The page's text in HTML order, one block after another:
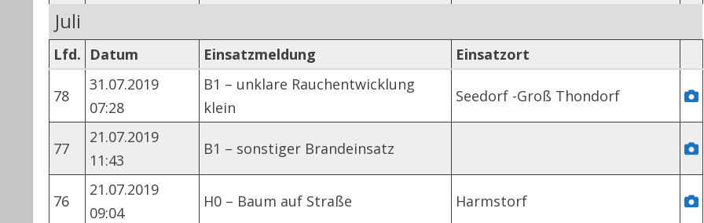
Juli
Lfd. Datum Einsatzmeldung Einsatzort
78
31.07.2019
07:28
B1 – unklare Rauchentwicklung
klein
Seedorf -Groß Thondorf
77
21.07.2019
11:43
B1 – sonstiger Brandeinsatz
76
21.07.2019
09:04
H0 – Baum auf Straße Harmstorf